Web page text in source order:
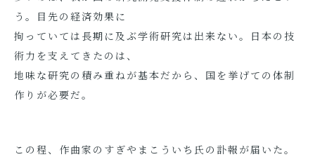
う。目先の経済効果に
拘っていては長期に及ぶ学術研究は出来ない。日本の技
術力を支えてきたのは、
地味な研究の積み重ねが基本だから、国を挙げての体制
作りが必要だ。
この程、作曲家のすぎやまこういち氏の訃報が届いた。